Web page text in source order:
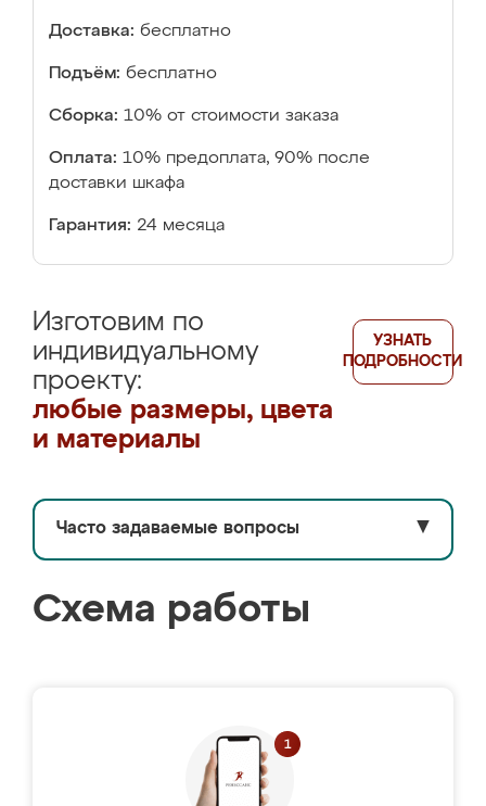
Доставка: бесплатно
Подъём: бесплатно
Сборка: 10% от стоимости заказа
Оплата: 10% предоплата, 90% после
доставки шкафа
Гарантия: 24 месяца
Изготовим по
индивидуальному
проекту:
любые размеры, цвета
и материалы
УЗНАТЬ
ПОДРОБНОСТИ
Часто задаваемые вопросы ▼
Схема работы